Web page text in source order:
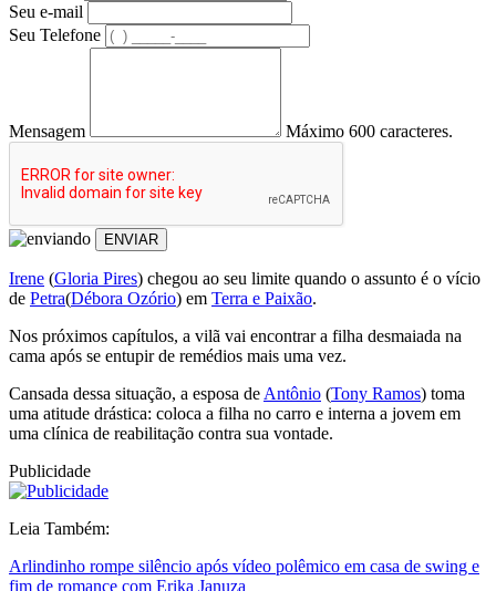
Seu e-mail
Seu Telefone
Mensagem Máximo 600 caracteres.
ENVIAR
Irene (Gloria Pires) chegou ao seu limite quando o assunto é o vício
de Petra(Débora Ozório) em Terra e Paixão.
Nos próximos capítulos, a vilã vai encontrar a filha desmaiada na
cama após se entupir de remédios mais uma vez.
Cansada dessa situação, a esposa de Antônio (Tony Ramos) toma
uma atitude drástica: coloca a filha no carro e interna a jovem em
uma clínica de reabilitação contra sua vontade.
Publicidade
Leia Também:
Arlindinho rompe silêncio após vídeo polêmico em casa de swing e
fim de romance com Erika Januza